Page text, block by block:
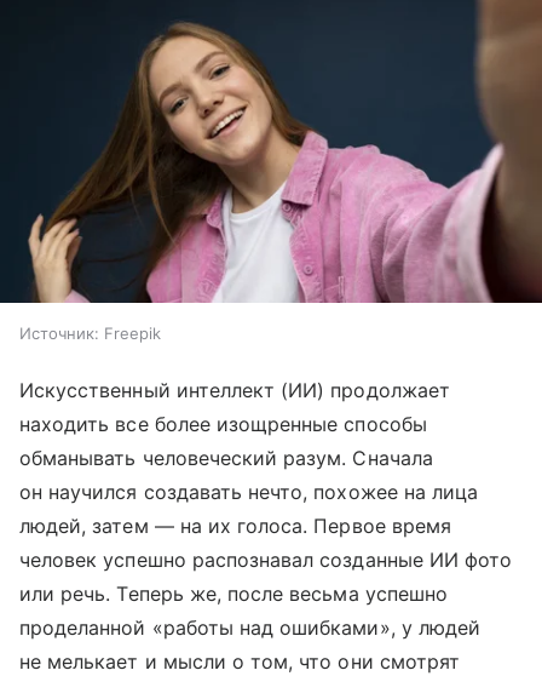
Источник: Freepik
Искусственный интеллект (ИИ) продолжает
находить все более изощренные способы
обманывать человеческий разум. Сначала
он научился создавать нечто, похожее на лица
людей, затем — на их голоса. Первое время
человек успешно распознавал созданные ИИ фото
или речь. Теперь же, после весьма успешно
проделанной «работы над ошибками», у людей
не мелькает и мысли о том, что они смотрят